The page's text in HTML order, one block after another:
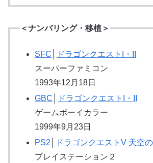
＜ナンバリング・移植＞
SFC
ドラゴンクエストI・II
スーパーファミコン
1993年12月18日
GBC
ドラゴンクエストI・II
ゲームボーイカラー
1999年9月23日
PS2
ドラゴンクエストV 天空
プレイステーション２